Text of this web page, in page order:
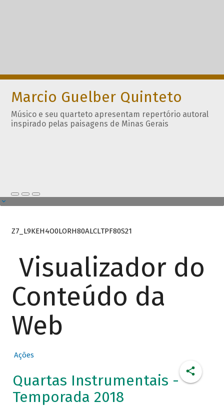
Marcio Guelber Quinteto
Músico e seu quarteto apresentam repertório autoral
inspirado pelas paisagens de Minas Gerais
Z7_L9KEH4O0LORH80ALCLTPF80S21
Visualizador do
Conteúdo da
Web
Ações
Quartas Instrumentais -
Temporada 2018